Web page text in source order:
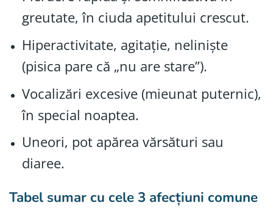
greutate, în ciuda apetitului crescut.
Hiperactivitate, agitație, neliniște
(pisica pare că „nu are stare”).
Vocalizări excesive (mieunat puternic),
în special noaptea.
Uneori, pot apărea vărsături sau
diaree.
Tabel sumar cu cele 3 afecțiuni comune